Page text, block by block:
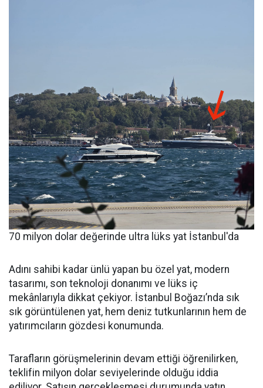
70 milyon dolar değerinde ultra lüks yat İstanbul'da
Adını sahibi kadar ünlü yapan bu özel yat, modern
tasarımı, son teknoloji donanımı ve lüks iç
mekânlarıyla dikkat çekiyor. İstanbul Boğazı’nda sık
sık görüntülenen yat, hem deniz tutkunlarının hem de
yatırımcıların gözdesi konumunda.
Tarafların görüşmelerinin devam ettiği öğrenilirken,
teklifin milyon dolar seviyelerinde olduğu iddia